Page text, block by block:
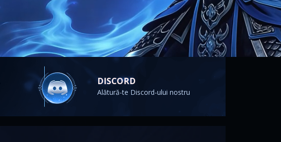
DISCORD
Alătură-te Discord-ului nostru